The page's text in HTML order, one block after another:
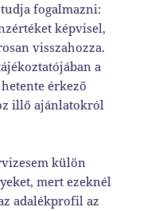
fogalmazni:
képvisel,
visszahozza.
a
érkező
illő ajánlatokról
külön
mert ezeknél
adalékprofil az